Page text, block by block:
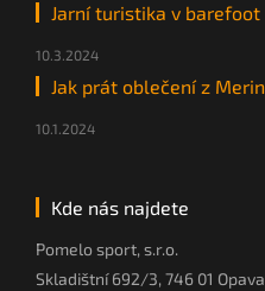
Jarní turistika v barefoot
10.3.2024
Jak prát oblečení z
10.1.2024
Kde nás najdete
Pomelo sport, s.r.o.
Skladištní 692/3, 746 01 Opava